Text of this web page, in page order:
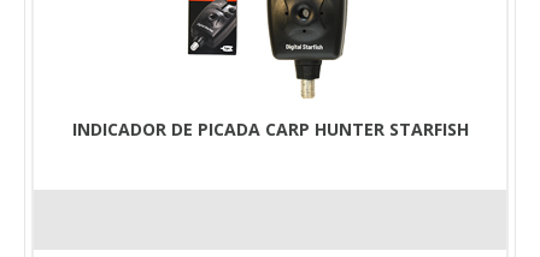
INDICADOR DE PICADA CARP HUNTER STARFISH